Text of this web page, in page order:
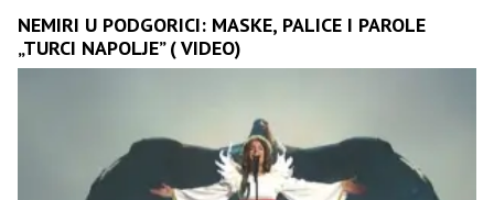
NEMIRI U PODGORICI: MASKE, PALICE I PAROLE
„TURCI NAPOLJE” ( VIDEO)